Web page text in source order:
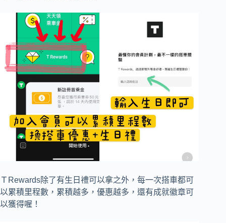
ＴRewards除了有生日禮可以拿之外，每一次搭車都可
以累積里程數，累積越多，優惠越多，還有成就徽章可
以獲得喔！